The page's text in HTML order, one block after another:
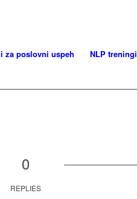
za poslovni uspeh NLP treningi
0
REPLIES